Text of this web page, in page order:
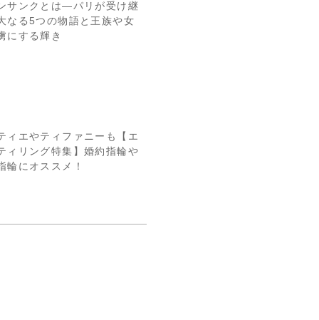
サンクとは―パリが受け継
なる5つの物語と王族や女
にする輝き
ィエやティファニーも【エ
ィリング特集】婚約指輪や
輪にオススメ！